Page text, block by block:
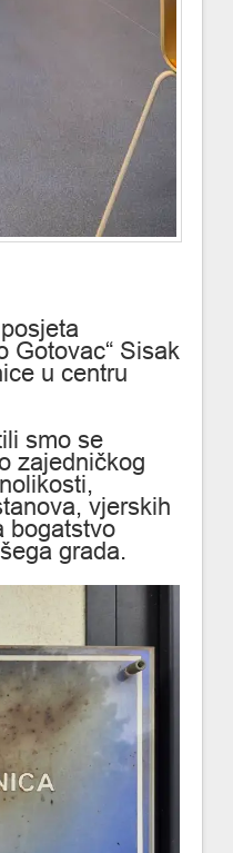
Gotovac“ Sisak
u centru
smo se
zajedničkog
vjerskih
bogatstvo
grada.